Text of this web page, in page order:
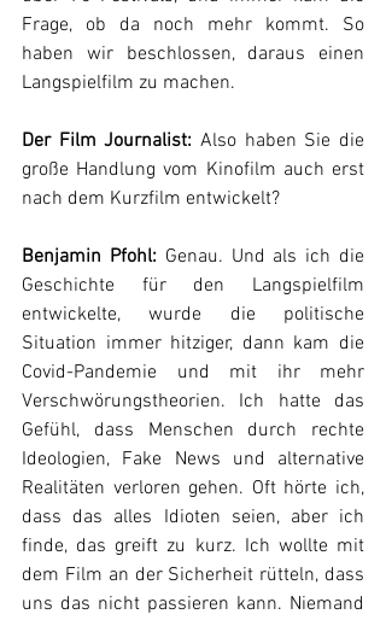
Frage, ob da noch mehr kommt. So
haben wir beschlossen, daraus einen
Langspielfilm zu machen.
Der Film Journalist: Also haben Sie die
große Handlung vom Kinofilm auch erst
nach dem Kurzfilm entwickelt?
Benjamin Pfohl: Genau. Und als ich die
Geschichte für den Langspielfilm
entwickelte, wurde die politische
Situation immer hitziger, dann kam die
Covid-Pandemie und mit ihr mehr
Verschwörungstheorien. Ich hatte das
Gefühl, dass Menschen durch rechte
Ideologien, Fake News und alternative
Realitäten verloren gehen. Oft hörte ich,
dass das alles Idioten seien, aber ich
finde, das greift zu kurz. Ich wollte mit
dem Film an der Sicherheit rütteln, dass
uns das nicht passieren kann. Niemand